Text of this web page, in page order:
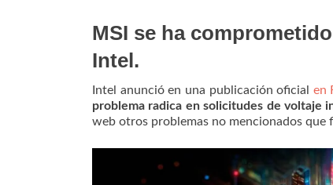
MSI se ha
Intel.
Intel anunció en una publicación oficial en
problema radica en solicitudes de voltaje
web otros problemas no mencionados que